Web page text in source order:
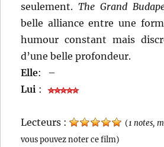
seulement.The Grand
belle alliance entre une
humour constant mais
d’une belle profondeur.
Elle:
–
Lui :
Lecteurs : (1 notes,
vous pouvez noter ce film)